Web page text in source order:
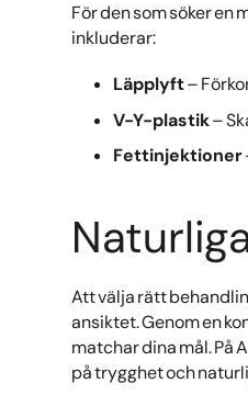
För den som söker en
inkluderar:
Läpplyft–
V-Y-plastik–
Fettinjektioner
Att välja rätt
ansiktet. Genom en
matchar dina mål. På
på trygghet och